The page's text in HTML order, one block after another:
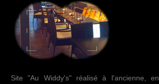
Site "Au Widdy's" réalisé à l'ancienne, en